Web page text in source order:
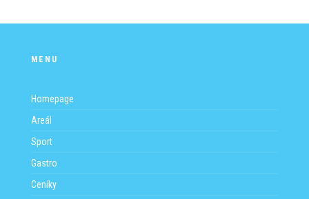
MENU
Homepage
Areál
Sport
Gastro
Ceníky